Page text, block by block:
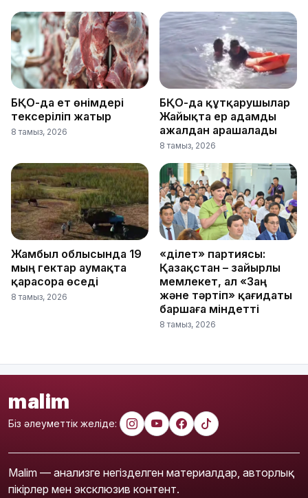
БҚО-да ет өнімдері
тексеріліп жатыр
8 тамыз, 2026
БҚО-да құтқарушылар
Жайықта ер адамды
ажалдан арашалады
8 тамыз, 2026
Жамбыл облысында 19
мың гектар аумақта
қарасора өседі
8 тамыз, 2026
«Әділет» партиясы:
Қазақстан – зайырлы
мемлекет, ал «Заң
және тәртіп» қағидаты
баршаға міндетті
8 тамыз, 2026
malim
Біз әлеуметтік желіде:
Malim — анализге негізделген материалдар, авторлық
пікірлер мен эксклюзив контент.